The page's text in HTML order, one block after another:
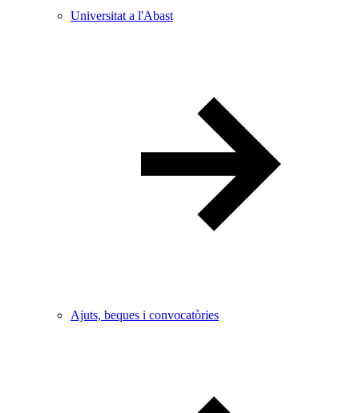
Universitat a l'Abast
Ajuts, beques i convocatòries